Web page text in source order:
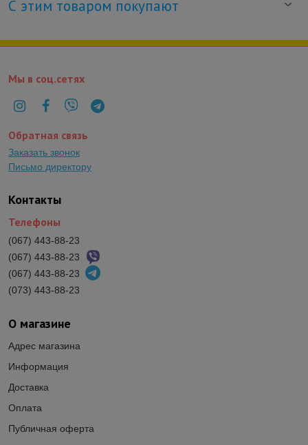
С этим товаром покупают
О магазине
Адрес магазина
Информация
Доставка
Оплата
Публичная оферта
Контакты
Телефоны
(067) 443-88-23
(067) 443-88-23
(067) 443-88-23
(073) 443-88-23
Мы в соц.сетях
Обратная связь
Заказать звонок
Письмо директору